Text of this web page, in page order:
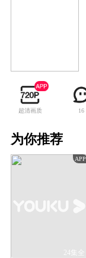
超清画质 16
为你推荐
APP
24集全